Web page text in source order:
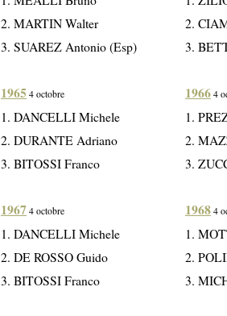
2. MARTIN Walter
3. SUAREZ Antonio (Esp)
1965 4 octobre
1. DANCELLI Michele
2. DURANTE Adriano
3. BITOSSI Franco
1967 4 octobre
1. DANCELLI Michele
2. DE ROSSO Guido
3. BITOSSI Franco
2.
3.
1966 4
1.
2.
3.
1968 4
1.
2.
3.